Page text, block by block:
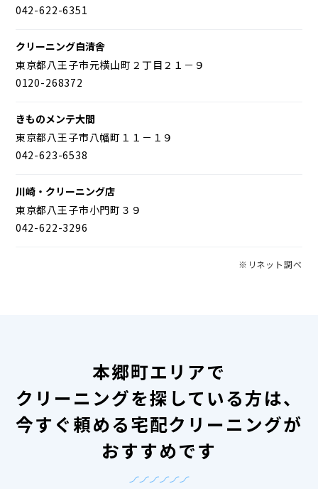
042-622-6351
クリーニング白清舎
東京都八王子市元横山町２丁目２１－９
0120-268372
きものメンテ大間
東京都八王子市八幡町１１－１９
042-623-6538
川崎・クリーニング店
東京都八王子市小門町３９
042-622-3296
※リネット調べ
本郷町エリアで
クリーニングを探している方は、
今すぐ頼める宅配クリーニングが
おすすめです